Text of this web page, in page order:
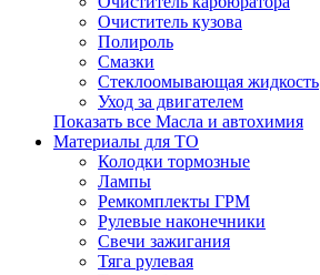
Очиститель кузова
Полироль
Смазки
Стеклоомывающая жидкость
Уход за двигателем
Показать все Масла и автохимия
Материалы для ТО
Колодки тормозные
Лампы
Ремкомплекты ГРМ
Рулевые наконечники
Свечи зажигания
Тяга рулевая